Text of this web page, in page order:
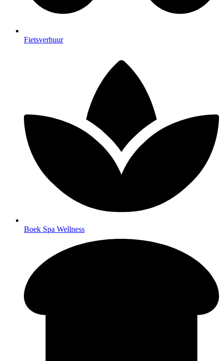
Fietsverhuur
Boek Spa Wellness